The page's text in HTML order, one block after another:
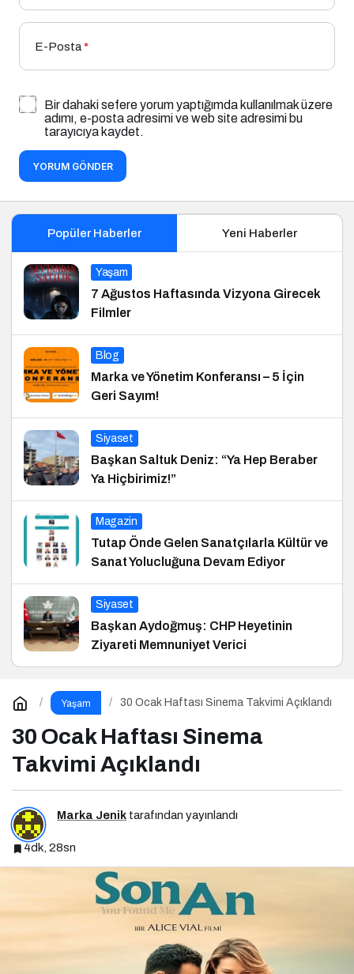
E-Posta*
Bir dahaki sefere yorum yaptığımda kullanılmak üzere
adımı, e-posta adresimi ve web site adresimi bu
tarayıcıya kaydet.
YORUM GÖNDER
Popüler Haberler Yeni Haberler
Yaşam
7 Ağustos Haftasında Vizyona Girecek
Filmler
Blog
Marka ve Yönetim Konferansı – 5 İçin
Geri Sayım!
Siyaset
Başkan Saltuk Deniz: “Ya Hep Beraber
Ya Hiçbirimiz!”
Magazin
Tutap Önde Gelen Sanatçılarla Kültür ve
Sanat Yolucluğuna Devam Ediyor
Siyaset
Başkan Aydoğmuş: CHP Heyetinin
Ziyareti Memnuniyet Verici
Yaşam 30 Ocak Haftası Sinema Takvimi Açıklandı
30 Ocak Haftası Sinema
Takvimi Açıklandı
Marka Jenik tarafından yayınlandı
4dk, 28sn